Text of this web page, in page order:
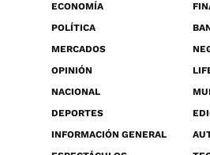
ECONOMÍA
POLÍTICA
MERCADOS
OPINIÓN
NACIONAL
DEPORTES
INFORMACIÓN GENERAL